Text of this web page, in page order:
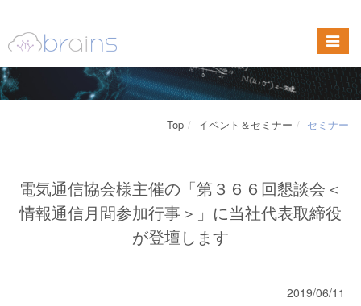
Top イベント＆セミナー セミナー
電気通信協会様主催の「第３６６回懇談会＜
情報通信月間参加行事＞」に当社代表取締役
が登壇します
2019/06/11